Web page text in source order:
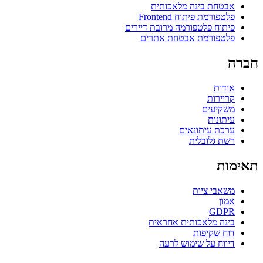
אבטחת בינה מלאכותית
פלטפורמת פיתוח Frontend
פיתוח פלטפורמה מרובת דיירים
פלטפורמת אבטחת אתרים
חברה
אודות
קריירות
משקיעים
עיתונות
ערכת עיתונאים
רשת גלובלית
תאימות
משאבי ציות
אמון
GDPR
בינה מלאכותית אחראית
דוח שקיפות
דיווח על שימוש לרעה